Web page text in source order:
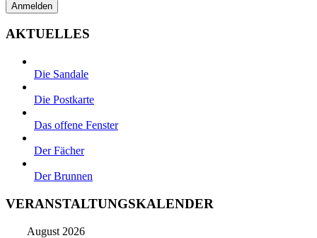
AKTUELLES
Die Sandale
Die Postkarte
Das offene Fenster
Der Fächer
Der Brunnen
VERANSTALTUNGSKALENDER
August 2026